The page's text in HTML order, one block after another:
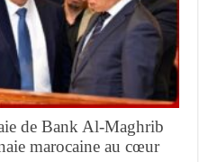
de Bank Al-Maghrib
marocaine au cœur